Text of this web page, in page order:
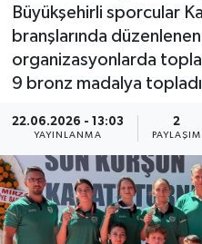
Büyükşehirli sporcular
branşlarında
organizasyonlarda
9 bronz madalya
22.06.2026 - 13:03
YAYINLANMA
2
PAYLAŞIM